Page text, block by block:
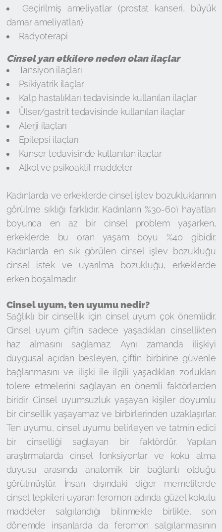
Geçirilmiş ameliyatlar (prostat kanseri, büyük
damar ameliyatları)
Radyoterapi
Cinsel yan etkilere neden olan ilaçlar
Tansiyon ilaçları
Psikiyatrik ilaçlar
Kalp hastalıkları tedavisinde kullanılan ilaçlar
Ülser/gastrit tedavisinde kullanılan ilaçlar
Alerji ilaçları
Epilepsi ilaçları
Kanser tedavisinde kullanılan ilaçlar
Alkol ve psikoaktif maddeler
Kadınlarda ve erkeklerde cinsel işlev bozukluklarının
görülme sıklığı farklıdır. Kadınların %30-60’ı hayatları
boyunca en az bir cinsel problem yaşarken,
erkeklerde bu oran yaşam boyu %40 gibidir.
Kadınlarda en sık görülen cinsel işlev bozukluğu
cinsel istek ve uyarılma bozukluğu, erkeklerde
erken boşalmadır.
Cinsel uyum, ten uyumu nedir?
Sağlıklı bir cinsellik için cinsel uyum çok önemlidir.
Cinsel uyum çiftin sadece yaşadıkları cinsellikten
haz almasını sağlamaz. Aynı zamanda ilişkiyi
duygusal açıdan besleyen, çiftin birbirine güvenle
bağlanmasını ve ilişki ile ilgili yaşadıkları zorlukları
tolere etmelerini sağlayan en önemli faktörlerden
biridir. Cinsel uyumsuzluk yaşayan kişiler doyumlu
bir cinsellik yaşayamaz ve birbirlerinden uzaklaşırlar.
Ten uyumu, cinsel uyumu belirleyen ve tatmin edici
bir cinselliği sağlayan bir faktördür. Yapılan
araştırmalarda cinsel fonksiyonlar ve koku alma
duyusu arasında anatomik bir bağlantı olduğu
görülmüştür. İnsan dışındaki diğer memelilerde
cinsel tepkileri uyaran feromon adında güzel kokulu
maddeler salgılandığı bilinmekle birlikte, son
dönemde insanlarda da feromon salgılanmasının